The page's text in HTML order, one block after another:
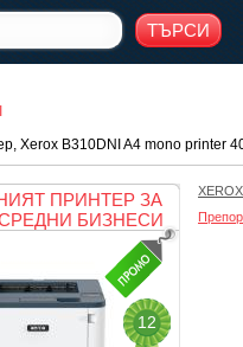
ТЪРСИ
Xerox B310DNI A4 mono printer
ПРИНТЕР ЗА
БИЗНЕСИ
12